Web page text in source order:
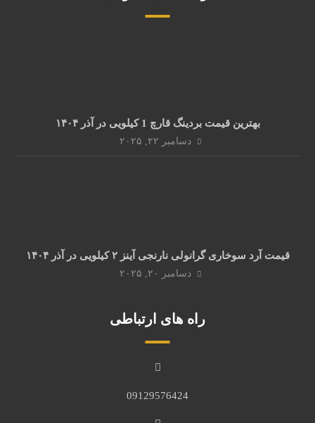
بهترین قیمت بردینگ قارچ 1 کیلویی در آذر ۱۴۰۴
دسامبر ۲۲, ۲۰۲۵
قیمت آرد سوخاری گرانولی نارنجی آینز ۲ کیلویی در آذر ۱۴۰۴
دسامبر ۲۰, ۲۰۲۵
راه های ارتباطی
09129576424